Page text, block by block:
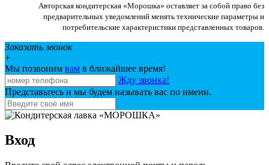
Авторская кондитерская «Морошка» оставляет за собой право без
предварительных уведомлений менять технические параметры и
потребительские характеристики представленных товаров.
Заказать звонок
+
Мы позвоним вам в ближайшее время!
Жду звонка!
Представьтесь и мы будем называть вас по имени.
Вход